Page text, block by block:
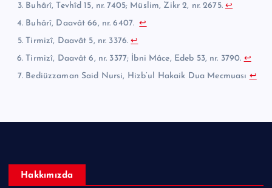
Buhârî, Tevhîd 15, nr. 7405; Müslim, Zikr 2, nr. 2675. ↩︎
Buhârî, Daavât 66, nr. 6407.↩︎
Tirmizî, Daavât 5, nr. 3376.↩︎
Tirmizî, Daavât 6, nr. 3377; İbni Mâce, Edeb 53, nr. 3790. ↩︎
Bediüzzaman Said Nursi, Hizb’ul Hakaik Dua Mecmuası ↩︎
Hakkımızda